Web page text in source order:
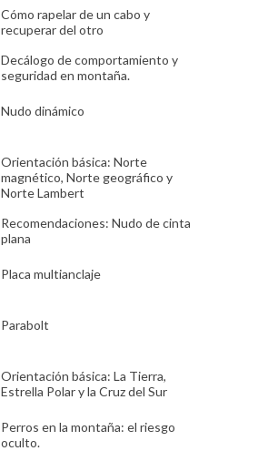
Cómo rapelar de un cabo y
recuperar del otro
Decálogo de comportamiento y
seguridad en montaña.
Nudo dinámico
Orientación básica: Norte
magnético, Norte geográfico y
Norte Lambert
Recomendaciones: Nudo de cinta
plana
Placa multianclaje
Parabolt
Orientación básica: La Tierra,
Estrella Polar y la Cruz del Sur
Perros en la montaña: el riesgo
oculto.